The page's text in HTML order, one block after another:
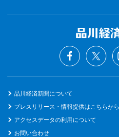
品川経済新聞について
プレスリリース・情報提供はこちらから
アクセスデータの利用について
お問い合わせ